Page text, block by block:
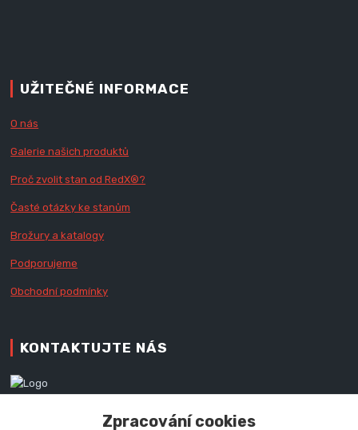
UŽITEČNÉ INFORMACE
O nás
Galerie našich produktů
Proč zvolit stan od RedX®?
Časté otázky ke stanům
Brožury a katalogy
Podporujeme
Obchodní podmínky
KONTAKTUJTE NÁS
+420 777 979 111Zpracování cookies